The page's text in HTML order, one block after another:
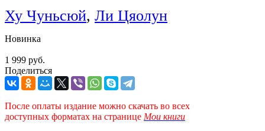
Ху Чуньсюй, Ли Цяолун
Новинка
1 999 руб.
Поделиться
После оплаты издание можно скачать во всех
доступных форматах на странице Мои книги